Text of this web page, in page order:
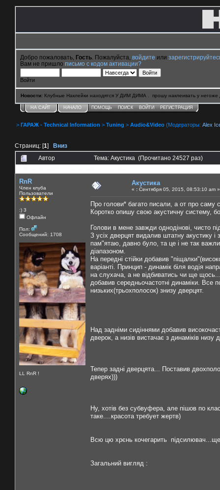
Добро пожаловать, Гость . Пожалуйста, войдите или
Вам не пришло письмо с кодом активации?
Войти
Новости: Клубные Наклейки находятся У ДИМ ДИМА . прошу наклеивать у негоже
НА САЙТ НАЧАЛО ПОМОЩЬ ПОИСК ВОЙТИ РЕГИСТРАЦИЯ
> ГАРАЖ - Technical Information > Tuning > Audio&Video (Модераторы: Alex
Страниц: [1] Вниз
Автор
Тема: Акустика (Прочитано 24527 раз)
RnR
Член клуба
Пользователи
:) 3
Офлайн
Пол:
Сообщений: 1708
LL RnR !
Акустика
« : Сентября 05, 2015, 08:53:10 am »
Про голови* багато писали, а от про саму
Коротко опишу свою акустичну систему,
Голови в мене завжди однодінові, чисто
З усіх дверцят видалив штатну акустику і
пам"ятаю, давно було, та це і не так
діапазоном.
На передні стійки добавив
варіанті. Принцип - динамік біля водія
на слухача, а не відбиватись чи ще
добавив середньочастотні динаміки. Все
низьких(трьохполосок) знизу дверцят.
Над задніми сидіннями добавив
дверок, а низів вистачає з динаміків
Тепер задні дверцята... Поставив
дверях)))
Ну, хотів без субвуфера, але пішов по
таке....красота требует жертв)
Всю цю хрєнь кочегарить підсилювач...ще
Загальний вигляд :